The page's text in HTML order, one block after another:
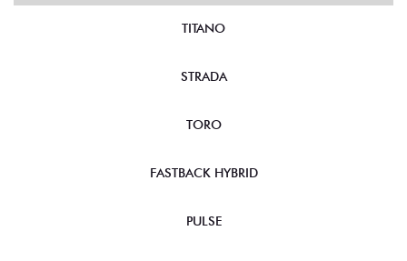
TITANO
STRADA
TORO
FASTBACK HYBRID
PULSE